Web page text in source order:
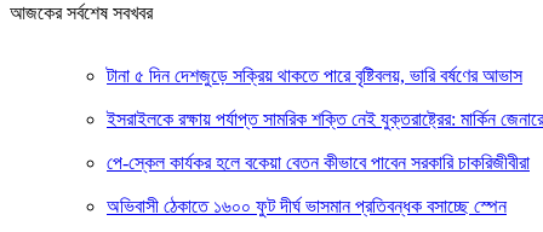
আজকের সর্বশেষ সবখবর
টানা ৫ দিন দেশজুড়ে সক্রিয় থাকতে পারে বৃষ্টিবলয়, ভারি বর্ষণের আভাস
ইসরাইলকে রক্ষায় পর্যাপ্ত সামরিক শক্তি নেই যুক্তরাষ্ট্রের: মার্কিন
পে-স্কেল কার্যকর হলে বকেয়া বেতন কীভাবে পাবেন সরকারি চাকরিজীবীরা
অভিবাসী ঠেকাতে ১৬০০ ফুট দীর্ঘ ভাসমান প্রতিবন্ধক বসাচ্ছে স্পেন